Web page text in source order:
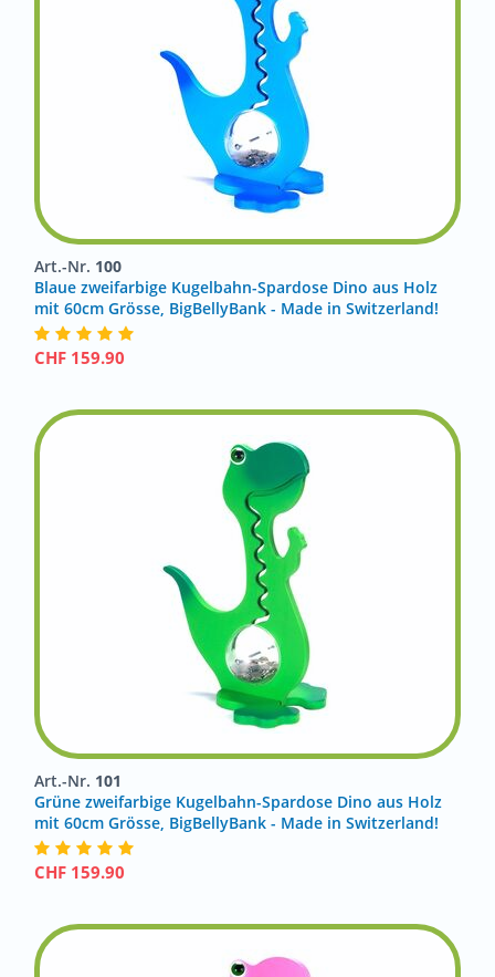
Art.-Nr. 100
Blaue zweifarbige Kugelbahn-Spardose Dino aus Holz
mit 60cm Grösse, BigBellyBank - Made in Switzerland!
CHF 159.90
Art.-Nr. 101
Grüne zweifarbige Kugelbahn-Spardose Dino aus Holz
mit 60cm Grösse, BigBellyBank - Made in Switzerland!
CHF 159.90